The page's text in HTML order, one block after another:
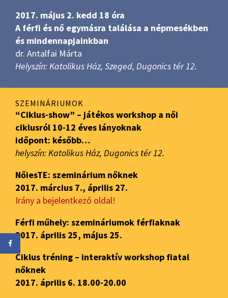
2017. május 2. kedd 18 óra
A férfi és nő egymásra találása a népmesékben
és mindennapjainkban
dr. Antalfai Márta
Helyszín: Katolikus Ház, Szeged, Dugonics tér 12.
SZEMINÁRIUMOK
“Ciklus-show” – játékos workshop a női
ciklusról 10-12 éves lányoknak
időpont: később…
helyszín: Katolikus Ház, Dugonics tér 12.
NőiesTE: szeminárium nőknek
2017. március 7., április 27.
Irány a bejelentkező oldal!
Férfi műhely: szemináriumok férfiaknak
2017. április 25, május 25.
Ciklus tréning – interaktív workshop fiatal
nőknek
2017. április 6. 18.00-20.00